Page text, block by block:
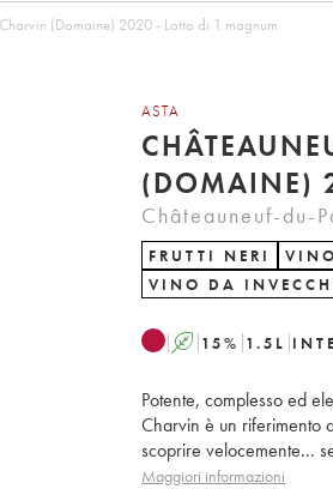
(Domaine) 2020 - Lotto di 1 magnum
ASTA
(DOMAINE)
Châteauneuf-du-
FRUTTI NERI
VINO DA
A 15% 1.5 L
Potente, complesso ed
Charvin è un riferimento
scoprire velocemente...
Maggiori informazioni